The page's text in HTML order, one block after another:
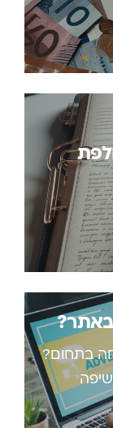
בתחום?